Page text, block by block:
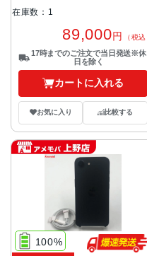
在庫数：1
89,000円 （税込
17時までのご注文で当日発送※休
日を除く
カートに入れる
お気に入り 比較する
100%